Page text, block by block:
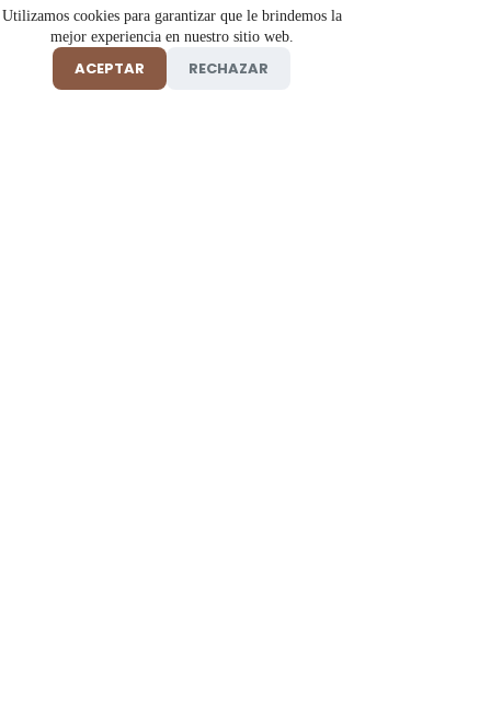
Utilizamos cookies para garantizar que le brindemos la
mejor experiencia en nuestro sitio web.
ACEPTAR RECHAZAR